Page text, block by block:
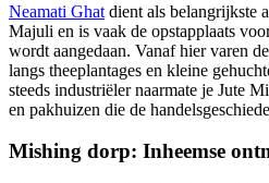
Neamati Ghat dient als belangrijkste
Majuli en is vaak de opstapplaats
wordt aangedaan. Vanaf hier varen
langs theeplantages en kleine
steeds industriëler naarmate je Jute
en pakhuizen die de
Mishing dorp: Inheemse